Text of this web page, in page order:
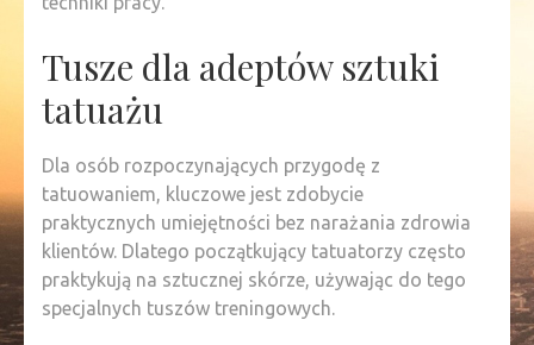
Tusze dla adeptów sztuki
tatuażu
Dla osób rozpoczynających przygodę z
tatuowaniem, kluczowe jest zdobycie
praktycznych umiejętności bez narażania zdrowia
klientów. Dlatego początkujący tatuatorzy często
praktykują na sztucznej skórze, używając do tego
specjalnych tuszów treningowych.